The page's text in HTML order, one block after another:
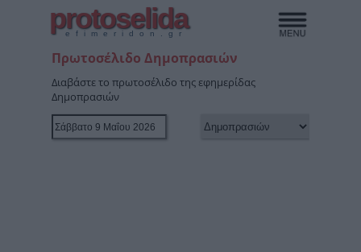
protoselida
efimeridon.gr
Πρωτοσέλιδο Δημοπρασιών
Διαβάστε το πρωτοσέλιδο της εφημερίδας
Δημοπρασιών